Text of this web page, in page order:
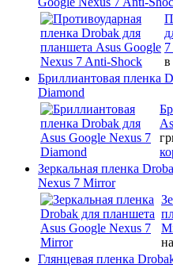
в
Бриллиантовая пленка
Diamond
Зеркальная пленка
Nexus 7 Mirror
Глянцевая пленка